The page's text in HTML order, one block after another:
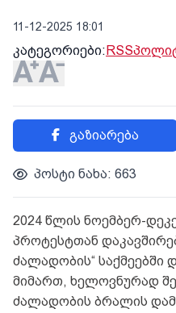
11-12-2025 18:01
კატეგორიები: RSS
გაზიარება
პოსტი ნახა: 663
2024 წლის ნოემბერ-
პროტესტთან
ძალადობის“ საქმეებში
მიმართ, ხელოვნურად
ძალადობის ბრალის